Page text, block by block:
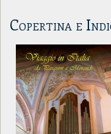
Copertina e